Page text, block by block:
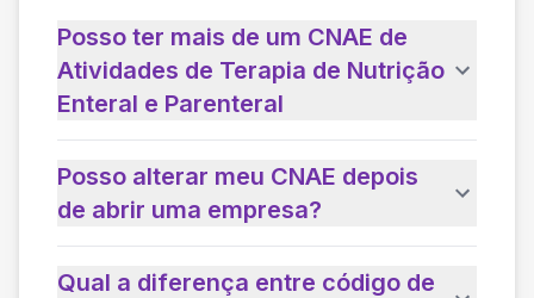
Posso ter mais de um CNAE de
Atividades de Terapia de Nutrição
Enteral e Parenteral
Posso alterar meu CNAE depois
de abrir uma empresa?
Qual a diferença entre código de